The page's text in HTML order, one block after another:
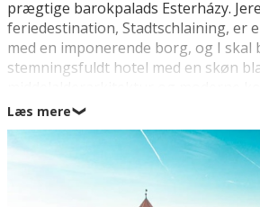
prægtige barokpalads Esterházy.
feriedestination, Stadtschlaining, er
med en imponerende borg, og I skal
stemningsfuldt hotel med en skøn
borgens tidligere våbenhus og
afslappende feriebase at vende
vandre- og sightseeing oplevelser i
naturområde, som også er kendt for
Læs mere❯